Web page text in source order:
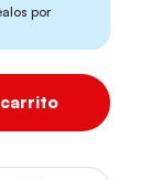
por
CALABAZA